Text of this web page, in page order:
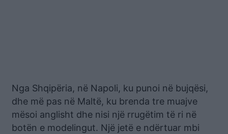
Nga Shqipëria, në Napoli, ku punoi në bujqësi,
dhe më pas në Maltë, ku brenda tre muajve
mësoi anglisht dhe nisi një rrugëtim të ri në
botën e modelingut. Një jetë e ndërtuar mbi